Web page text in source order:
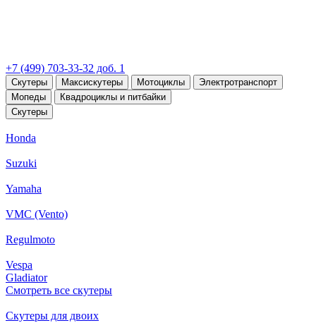
+7 (499) 703-33-32 доб. 1
Скутеры Максискутеры Мотоциклы
Электротранспорт
Мопеды
Квадроциклы и питбайки
Скутеры
Honda
Suzuki
Yamaha
VMC (Vento)
Regulmoto
Vespa
Gladiator
Смотреть все скутеры
Скутеры для двоих